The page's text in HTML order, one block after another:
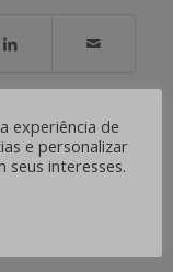
experiência de
e personalizar
interesses.